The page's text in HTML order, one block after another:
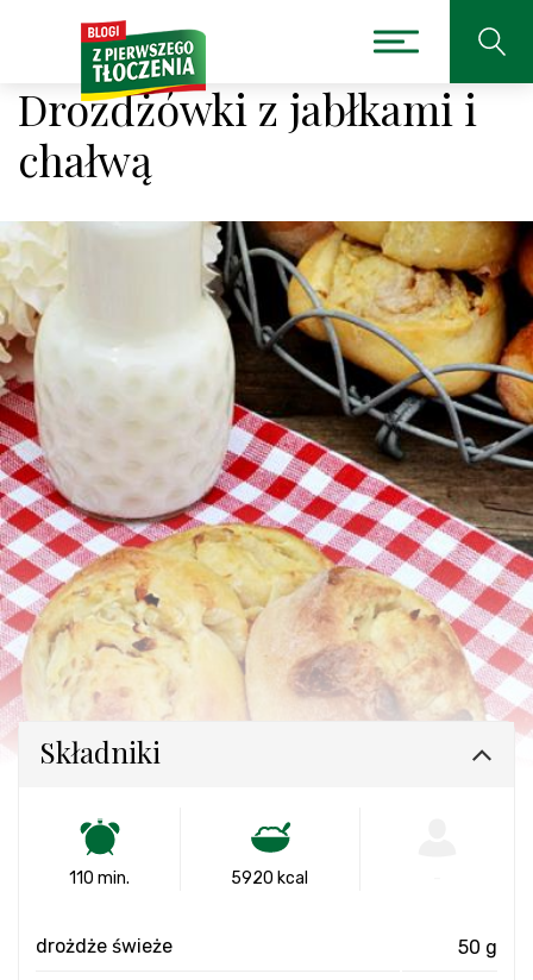
Drożdżówki z jabłkami i
chałwą
Składniki
110 min. 5920 kcal
drożdże świeże 50 g